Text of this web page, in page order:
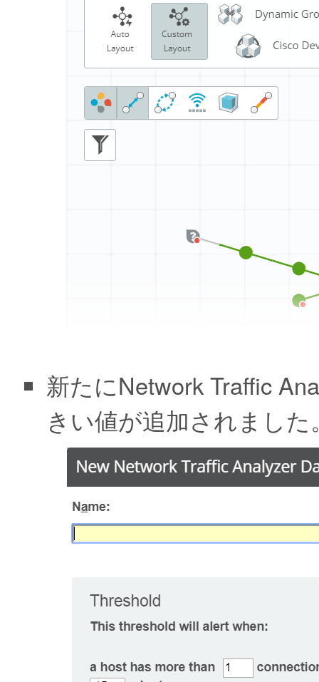
新たにNetwork Traffic
きい値が追加されました